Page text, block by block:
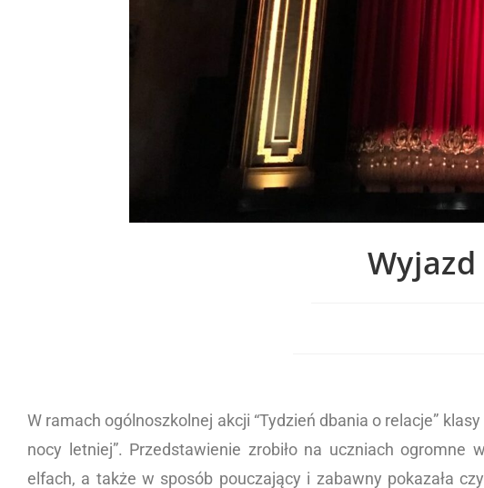
W ramach ogólnoszkolnej akcji “Tydzień dbania o relacje”
nocy letniej”. Przedstawienie zrobiło na uczniach
elfach, a także w sposób pouczający i zabawny pokazała